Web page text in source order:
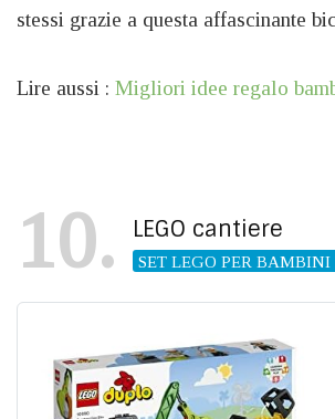
stessi grazie a questa affascinante
Lire aussi : Migliori idee regalo
10 LEGO cantiere
SET LEGO PER BAMBINI